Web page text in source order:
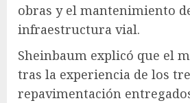
obras y el mantenimiento
infraestructura vial.
Sheinbaum explicó que el
tras la experiencia de los
repavimentación